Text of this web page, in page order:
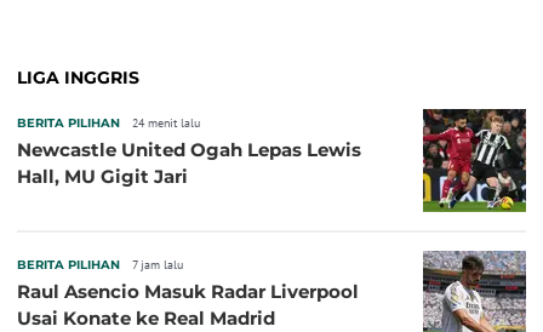
LIGA INGGRIS
BERITA PILIHAN 24 menit lalu
Newcastle United Ogah Lepas Lewis
Hall, MU Gigit Jari
BERITA PILIHAN 7 jam lalu
Raul Asencio Masuk Radar Liverpool
Usai Konate ke Real Madrid